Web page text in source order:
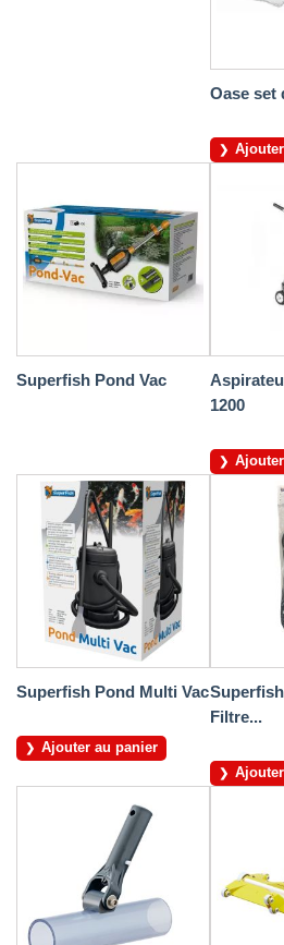
Oase set
Superfish Pond Vac
1200
Superfish Pond Multi Vac
Ajouter au panier
Filtre...